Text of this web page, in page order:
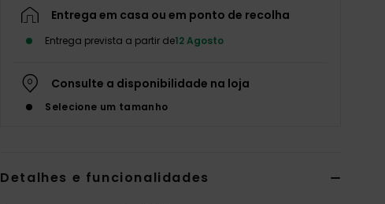
Entrega em casa ou em ponto de recolha
Entrega prevista a partir de12 Agosto
Consulte a disponibilidade na loja
Selecione um tamanho
Detalhes e funcionalidades